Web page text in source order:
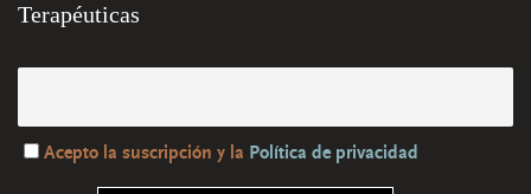
Terapéuticas
Acepto la suscripción y la Política de privacidad